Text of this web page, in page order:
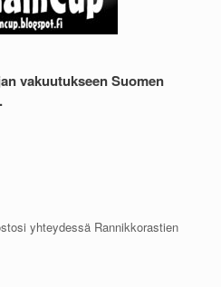
vakuutukseen Suomen
yhteydessä Rannikkorastien